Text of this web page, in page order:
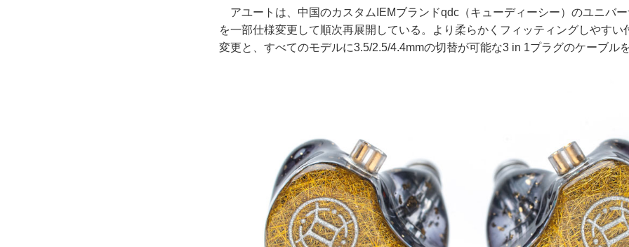
アユートは、中国のカスタムIEMブランドqdc（キューディーシー）のユニバ
を一部仕様変更して順次再展開している。より柔らかくフィッティングしやすい
変更と、すべてのモデルに3.5/2.5/4.4mmの切替が可能な3 in 1プラグのケーブル